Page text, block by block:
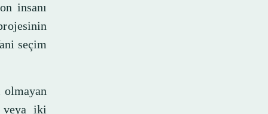
insanı
seçim
veya iki